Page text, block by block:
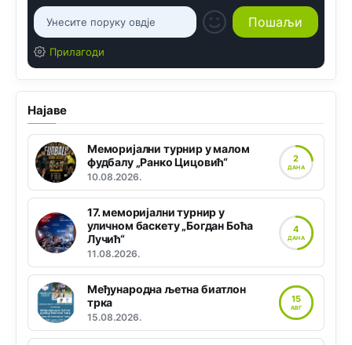
Прилагоди
Најаве
Меморијални турнир у малом
фудбалу „Ранко Цицовић“
10.08.2026.
2
ДАНА
17. меморијални турнир у
уличном баскету „Богдан Боћа
Лучић“
11.08.2026.
4
ДАНА
Међународна љетна биатлон
трка
15.08.2026.
15
АВГ